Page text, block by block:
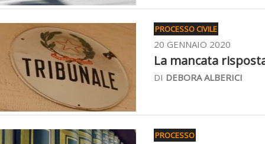
PROCESSO CIVILE
20 GENNAIO 2020
La mancata
DI DEBORA ALBERICI
PROCESSO